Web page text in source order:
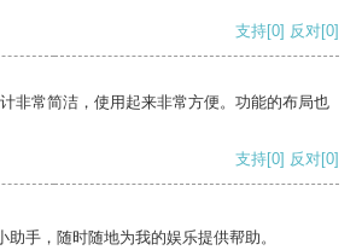
支持[0] 反对[0]
非常简洁，使用起来非常方便。功能的布局也
支持[0] 反对[0]
助手，随时随地为我的娱乐提供帮助。